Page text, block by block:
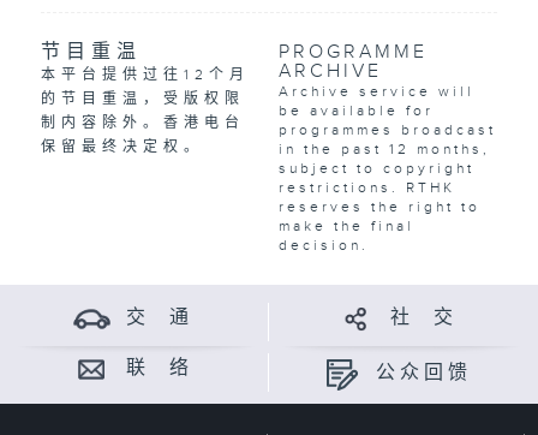
节目重温
本平台提供过往12个月
的节目重温，受版权限
制内容除外。香港电台
保留最终决定权。
PROGRAMME
ARCHIVE
Archive service will
be available for
programmes broadcast
in the past 12 months,
subject to copyright
restrictions. RTHK
reserves the right to
make the final
decision.
交 通 社 交
联 络 公众回馈